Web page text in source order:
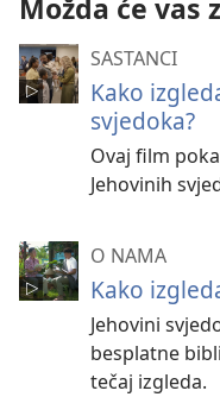
Možda će vas
SASTANCI
Kako
svjedoka?
Ovaj film
Jehovinih
O NAMA
Kako
Jehovini
besplatne
tečaj izgleda.